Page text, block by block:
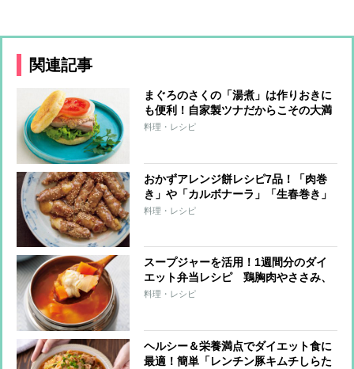
関連記事
まぐろのさくの「湯煮」は作りおきに
も便利！自家製ツナだからこその大満
足レシピ4つ
料理・レシピ
おかずアレンジ餅レシピ7品！「肉巻
き」や「カルボナーラ」「生春巻き」
など和洋・エスニックまで豊富なバリ
料理・レシピ
スープジャーを活用！1週間分のダイ
エット弁当レシピ 鶏胸肉やささみ、
えびで低カロリーでも食べ応えばっち
料理・レシピ
ヘルシー＆栄養満点でダイエット食に
最適！簡単「レンチン豚キムチしらた